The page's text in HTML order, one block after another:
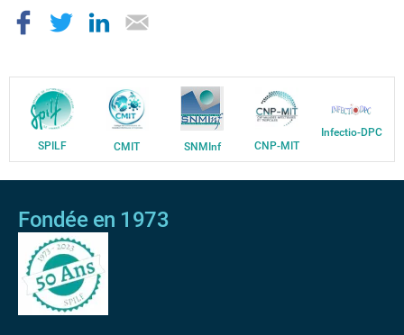
SPILF CMIT SNMInf CNP-MIT
Infectio-DPC
Fondée en 1973